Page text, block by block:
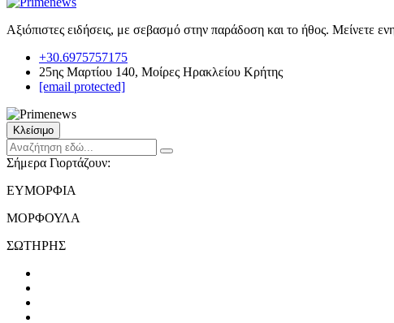
Αξιόπιστες ειδήσεις, με σεβασμό στην παράδοση και το ήθος. Μείνετε
+30.6975757175
25ης Μαρτίου 140, Μοίρες Ηρακλείου Κρήτης
[email protected]
Κλείσιμο
Σήμερα Γιορτάζουν:
ΕΥΜΟΡΦΙΑ
ΜΟΡΦΟΥΛΑ
ΣΩΤΗΡΗΣ